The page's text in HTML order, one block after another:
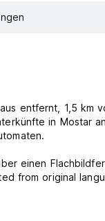
entfernt, 1,5 km
in
einen
from original